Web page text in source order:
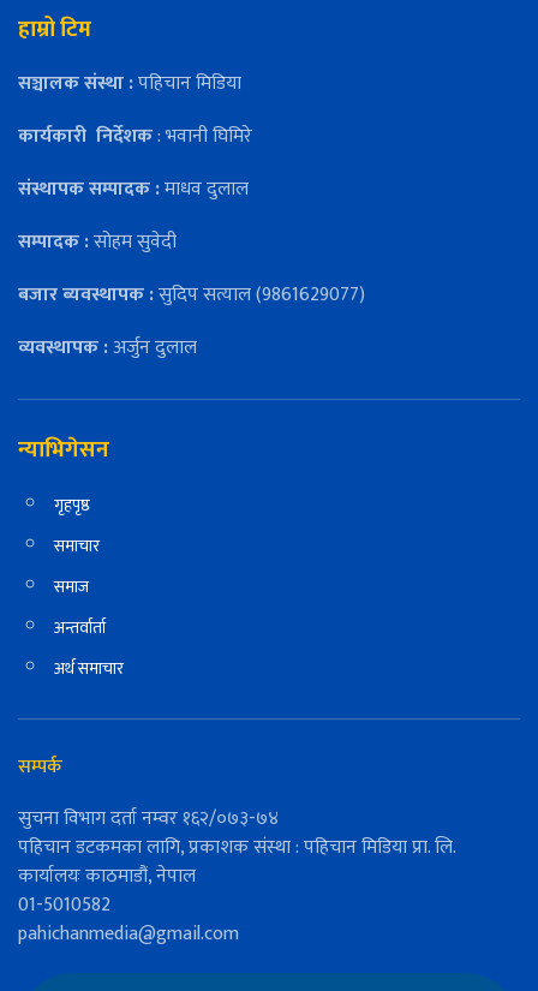
हाम्रो टिम
सञ्चालक संस्था :पहिचान मिडिया
कार्यकारी निर्देशक: भवानी घिमिरे
संस्थापक सम्पादक :माधव दुलाल
सम्पादक :सोहम सुवेदी
बजार ब्यवस्थापक :सुदिप सत्याल (9861629077)
व्यवस्थापक :अर्जुन दुलाल
न्याभिगेसन
गृहपृष्ठ
समाचार
समाज
अन्तर्वार्ता
अर्थ समाचार
सम्पर्क
सुचना विभाग दर्ता नम्वर १६२/०७३-७४
पहिचान डटकमका लागि, प्रकाशक संस्था : पहिचान मिडिया प्रा. लि.
कार्यालयः काठमाडौं, नेपाल
01-5010582
pahichanmedia@gmail.com